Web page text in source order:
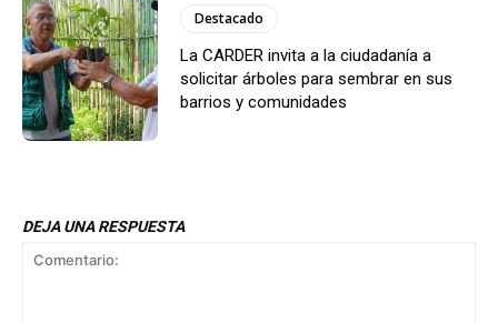
Destacado
La CARDER invita a la ciudadanía a
solicitar árboles para sembrar en sus
barrios y comunidades
DEJA UNA RESPUESTA